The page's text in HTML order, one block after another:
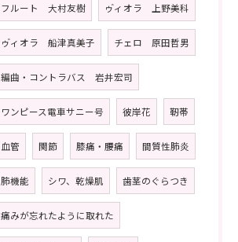
フルート 大村友樹 ゥ゙ィオラ 上野美科
ゥ゙ィオラ 船津真美子 チェロ 原田哲男
編曲・コントラバス 岩井宏司
ワンピース電車サニー号 彼岸花 靭帯
血管 関節 膝痛・腰痛 間質性肺炎
肺機能 シワ、乾燥肌 歯茎のぐらつき
痛みが忘れたように取れた